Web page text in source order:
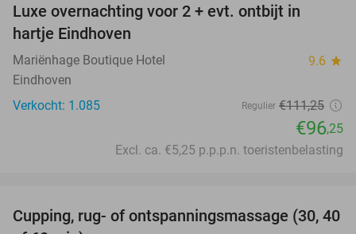
Luxe overnachting voor 2 + evt. ontbijt in
hartje Eindhoven
Mariënhage Boutique Hotel 9.6 star
Eindhoven
Verkocht: 1.085
Regulier €111,25
€96,25
Excl. ca. €5,25 p.p.p.n. toeristenbelasting
60%
Cupping, rug- of ontspanningsmassage (30, 40